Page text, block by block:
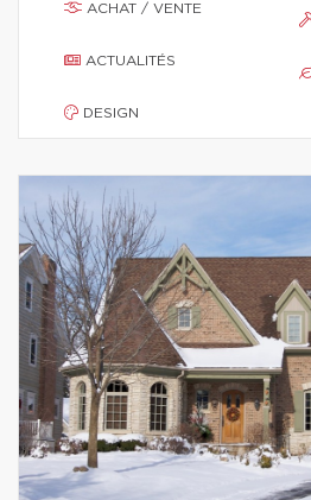
ACHAT / VENTE
ACTUALITÉS
DESIGN